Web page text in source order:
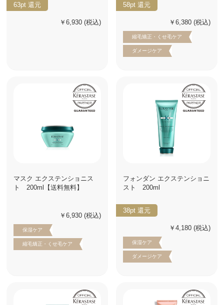
63pt 還元
￥6,930 (税込)
58pt 還元
￥6,380 (税込)
縮毛矯正・くせ毛ケア
ダメージケア
マスク エクステンショニス
ト 200ml【送料無料】
￥6,930 (税込)
保湿ケア
縮毛矯正・くせ毛ケア
フォンダン エクステンショニ
スト 200ml
38pt 還元
￥4,180 (税込)
保湿ケア
ダメージケア